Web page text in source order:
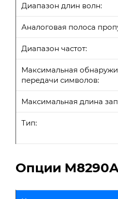
Диапазон длин волн:
Аналоговая полоса
Диапазон частот:
Максимальная
передачи символов:
Максимальная длина
Тип:
Опции